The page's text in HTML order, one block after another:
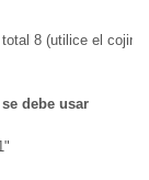
8 (utilice el
debe usar